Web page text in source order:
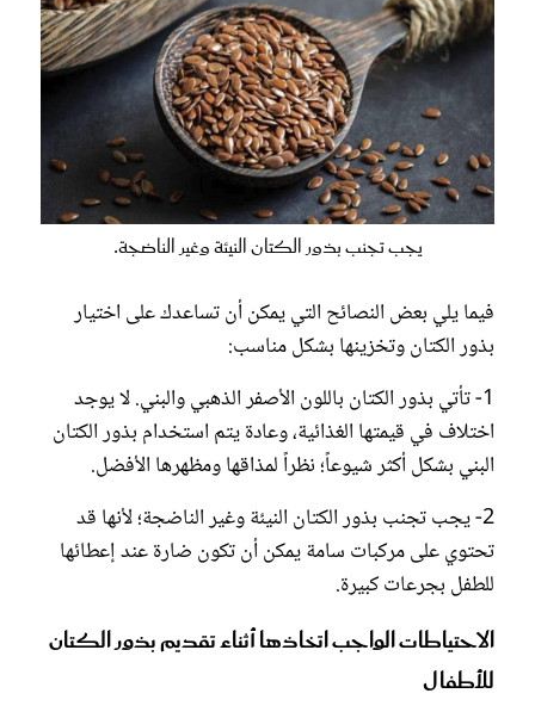
يجب تجنب بذور الكتان النيئة وغير الناضجة.
فيما يلي بعض النصائح التي يمكن أن تساعدك على اختيار
بذور الكتان وتخزينها بشكل مناسب:
1- تأتي بذور الكتان باللون الأصفر الذهبي والبني. لا يوجد
اختلاف في قيمتها الغذائية، وعادة يتم استخدام بذور الكتان
البني بشكل أكثر شيوعاً؛ نظراً لمذاقها ومظهرها الأفضل.
2- يجب تجنب بذور الكتان النيئة وغير الناضجة؛ لأنها قد
تحتوي على مركبات سامة يمكن أن تكون ضارة عند إعطائها
للطفل بجرعات كبيرة.
الاحتياطات الواجب اتخاذها أثناء تقديم بذور الكتان
للأطفال